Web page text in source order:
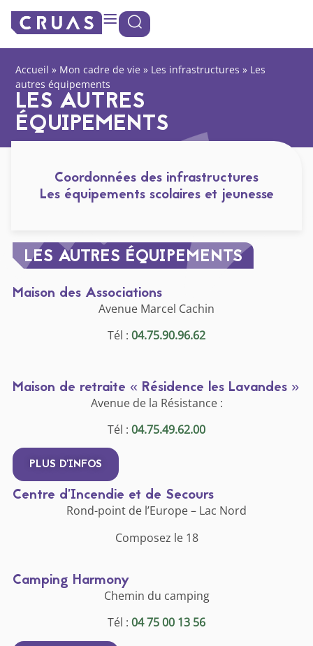
Panneau de gestion des cookies
principal
Accueil » Mon cadre de vie » Les infrastructures » Les
autres équipements
LES AUTRES
ÉQUIPEMENTS
Coordonnées des infrastructures
Les équipements scolaires et jeunesse
LES AUTRES ÉQUIPEMENTS
Maison des Associations
Avenue Marcel Cachin
Tél : 04.75.90.96.62
Maison de retraite « Résidence les Lavandes »
Avenue de la Résistance :
Tél : 04.75.49.62.00
PLUS D'INFOS
Centre d’Incendie et de Secours
Rond-point de l’Europe – Lac Nord
Composez le 18
Camping Harmony
Chemin du camping
Tél : 04 75 00 13 56